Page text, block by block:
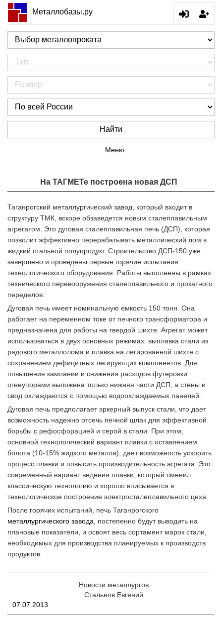
Металлобазы.ру
Найти
Меню
На ТАГМЕТе построена новая ДСП
Таганрогский металлургический завод, который входит в
структуру ТМК, вскоре обзаведется новым сталеплавильным
агрегатом. Это дуговая сталеплавильная печь (ДСП), которая
позволит эффективно перерабатывать металлический лом в
жидкий стальной полупродукт. Строительство ДСП-150 уже
завершено и проведены первые горячие испытания
технологического оборудования. Работы выполнены в рамках
технического перевооружения сталеплавильного и прокатного
переделов.
Дуговая печь имеет номинальную емкость 150 тонн. Она
работает на переменном токе от печного трансформатора и
предназначена для работы на твердой шихте. Агрегат может
использоваться в двух основных режимах: выплавка стали из
рядового металлолома и плавка на легированной шихте с
сохранением дефицитных легирующих компонентов. Для
повышения кампании и снижения расходов футеровки
огнеупорами выложена только нижняя части ДСП, а стены и
свод охлаждаются с помощью водоохлаждаемых панелей.
Дуговая печь предполагает эркерный выпуск стали, что дает
возможность надежно отсечь печной шлак для эффективной
борьбы с рефосфорацией и серой в стали. При этом,
основной технологический вариант плавки с оставлением
болота (10-15% жидкого металла), дает возможность ускорить
процесс плавки и повысить производительность агрегата. Это
современный вариант ведения плавки, который сменил
классическую технологию и хорошо вписывается в
технологическое построение электросталеплавильного цеха.
После горячих испытаний, печь Таганрогского
металлургического завода , постепенно будут выводить на
плановые показатели, и освоят весь сортамент марок стали,
необходимых для производства планируемых к производств
продуктов.
Новости металлургов
Стальнов Евгений
07.07.2013